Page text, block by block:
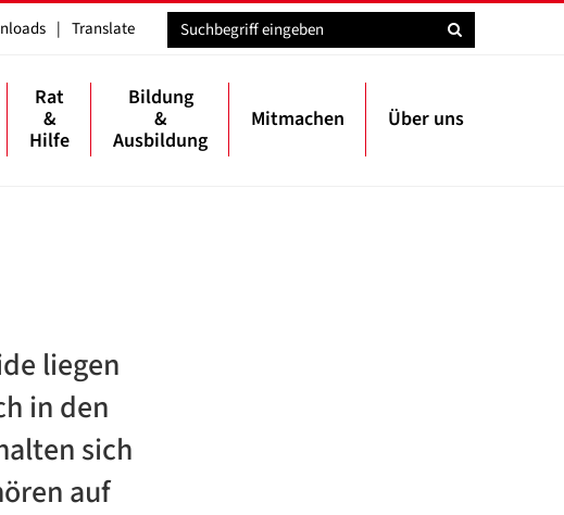
| Translate
Rat
&
Hilfe
Bildung
&
Ausbildung
Mitmachen Über uns
liegen
in den
sich
auf